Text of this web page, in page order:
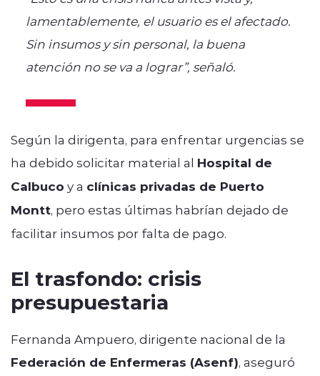
lamentablemente, el usuario es el afectado.
Sin insumos y sin personal, la buena
atención no se va a lograr”, señaló.
Según la dirigenta, para enfrentar urgencias se
ha debido solicitar material al Hospital de
Calbuco y a clínicas privadas de Puerto
Montt, pero estas últimas habrían dejado de
facilitar insumos por falta de pago.
El trasfondo: crisis
presupuestaria
Fernanda Ampuero, dirigente nacional de la
Federación de Enfermeras (Asenf), aseguró